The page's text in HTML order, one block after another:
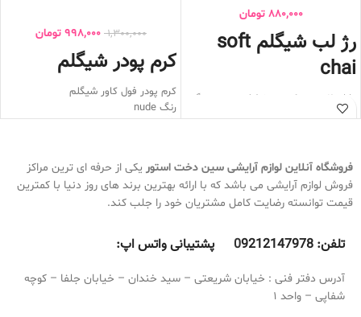
880,000 تومان
رژ لب شیگلم soft
chai
دارای 2 سر , یک سر خط لب و سر دیگر
رژ لب می باشد
ماندگاری عالی
بسیار نرم و روان
روی لب تکه تکه نمی شود
1,300,000
998,000 تومان
کرم پودر شیگلم
کرم پودر فول کاور شیگلم
رنگ nude
فاقد چربی
روی پوست نمی ماسد
ضد آب و ضد تعریق
فینیشینگ مات
به هیچ عنوان باعث ایجاد جوش نمی
شود
فروشگاه آنلاین لوازم آرایشی سین دخت استور یکی از حرفه ای ترین مراکز
فروش لوازم آرایشی می باشد که با ارائه بهترین برند های روز دنیا با کمترین
قیمت توانسته رضایت کامل مشتریان خود را جلب کند.
تلفن: 09212147978 پشتیبانی واتس اپ:
آدرس دفتر فنی : خیابان شریعتی – سید خندان – خیابان جلفا – کوچه
شفاپی – واحد 1